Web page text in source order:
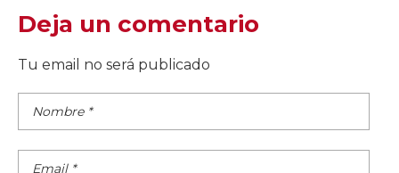
Deja un comentario
Tu email no será publicado